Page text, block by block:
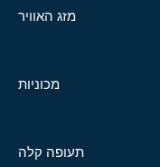
מזג האוויר
מכוניות
תעופה קלה